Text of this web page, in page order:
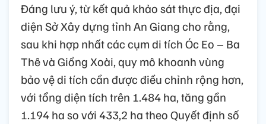
Đáng lưu ý, từ kết quả khảo sát thực địa, đại
diện Sở Xây dựng tỉnh An Giang cho rằng,
sau khi hợp nhất các cụm di tích Óc Eo – Ba
Thê và Giồng Xoài, quy mô khoanh vùng
bảo vệ di tích cần được điều chỉnh rộng hơn,
với tổng diện tích trên 1.484 ha, tăng gần
1.194 ha so với 433,2 ha theo Quyết định số